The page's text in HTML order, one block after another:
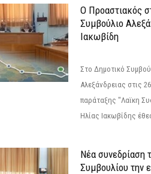
Ο Προαστιακός
Συμβούλιο
Ιακωβίδη
Στο Δημοτικό
Αλεξάνδρειας στις
παράταξης "Λαϊκη
Ηλίας Ιακωβίδης
Νέα συνεδρίαση
Συμβουλίου την